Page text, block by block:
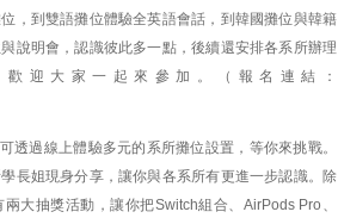
，到雙語攤位體驗全英語會話，到韓國攤位與韓籍
說明會，認識彼此多一點，後續還安排各系所辦理
迎大家一起來參加。（報名連結：
透過線上體驗多元的系所攤位設置，等你來挑戰。
長姐現身分享，讓你與各系所有更進一步認識。除
大抽獎活動，讓你把Switch組合、AirPods Pro、